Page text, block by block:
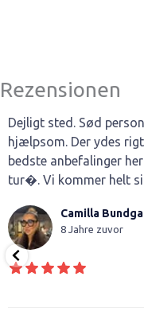
Rezensionen
Dejligt sted. Sød
hjælpsom. Der ydes
bedste anbefalinger
tur�. Vi kommer helt
Camilla
8 Jahre zuvor